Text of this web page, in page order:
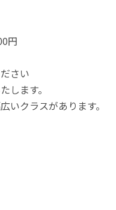
円
さい
します。
いクラスがあります。